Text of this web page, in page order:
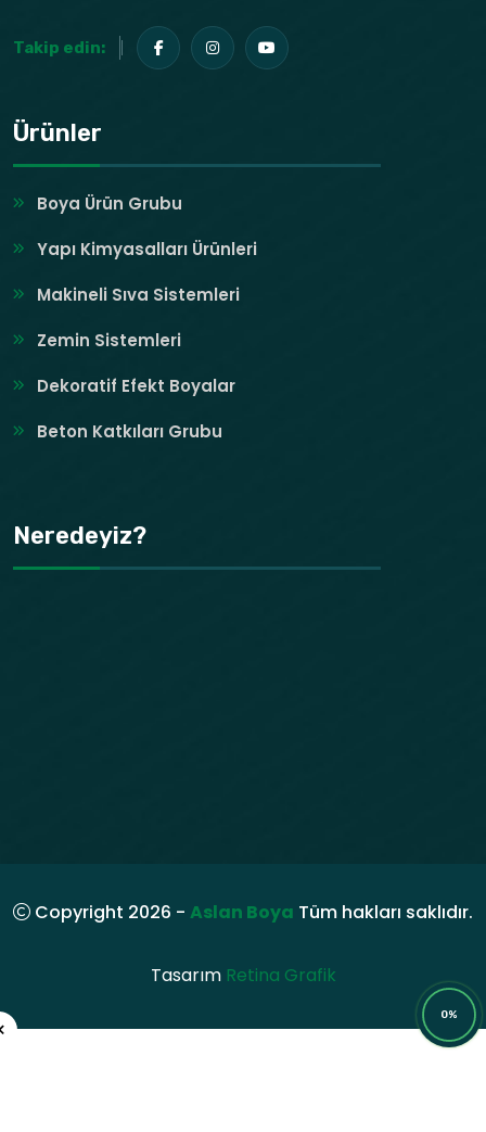
Takip edin:
Ürünler
Boya Ürün Grubu
Yapı Kimyasalları Ürünleri
Makineli Sıva Sistemleri
Zemin Sistemleri
Dekoratif Efekt Boyalar
Beton Katkıları Grubu
Neredeyiz?
Copyright 2026 - Aslan Boya Tüm hakları saklıdır.
Tasarım Retina Grafik
0%